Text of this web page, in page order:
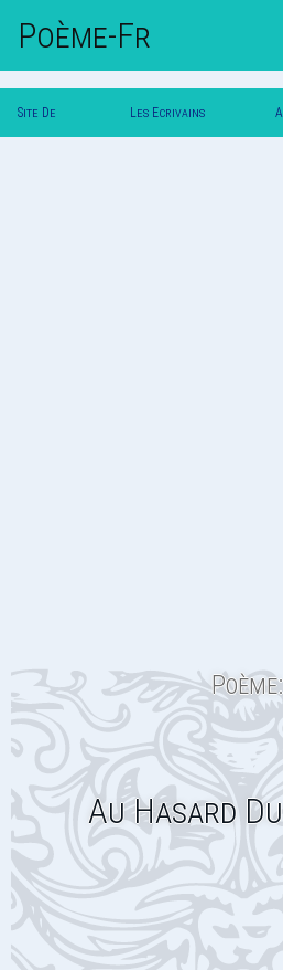
Poème-Fr
Site De Les Ecrivains
Poème:
Au Hasard